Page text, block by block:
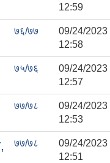
12:59
७६/७७
09/24/
12:58
७५/७६
09/24/
12:57
७७/७८
09/24/
12:53
७७/७८
09/24/
12:51